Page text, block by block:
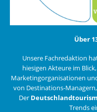
Über
Unsere Fachredaktion
hiesigen Akteure im
Marketingorganisationen
von Destinations-
Der
Trends